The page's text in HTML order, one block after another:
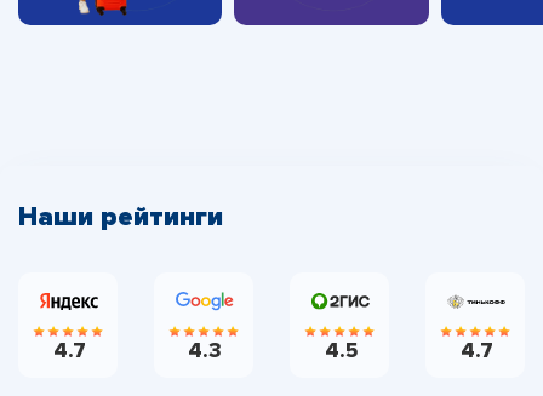
Наши рейтинги
4.7 4.3 4.5 4.7